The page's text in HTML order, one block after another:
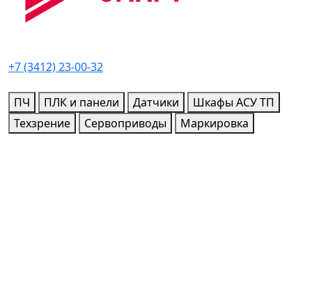
+7 (3412) 23-00-32
ПЧ ПЛК и панели Датчики
Шкафы АСУ ТП
Техзрение
Сервоприводы Маркировка